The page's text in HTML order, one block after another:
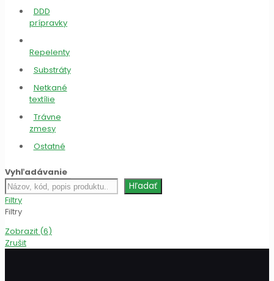
DDD
prípravky
Repelenty
Substráty
Netkané
textílie
Trávne
zmesy
Ostatné
Vyhľadávanie
Hľadať
produkt
Hľadať
Filtry
Filtry
Zobrazit (6)
Zrušit